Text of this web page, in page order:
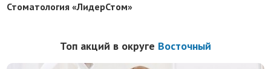
Стоматология «ЛидерСтом»
Топ акций в округе Восточный